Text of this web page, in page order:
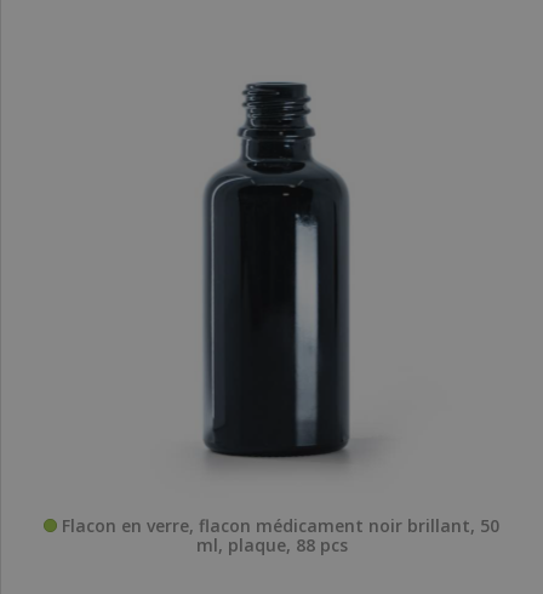
Flacon en verre, flacon médicament noir brillant, 50
ml, plaque, 88 pcs